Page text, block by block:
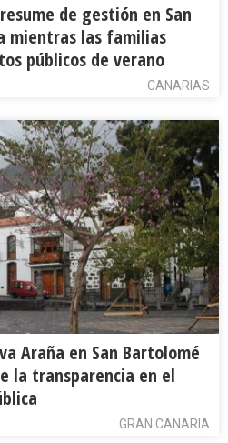
de gestión en San
mientras las familias
públicos de verano
CANARIAS
Araña en San Bartolomé
la transparencia en el
GRAN CANARIA